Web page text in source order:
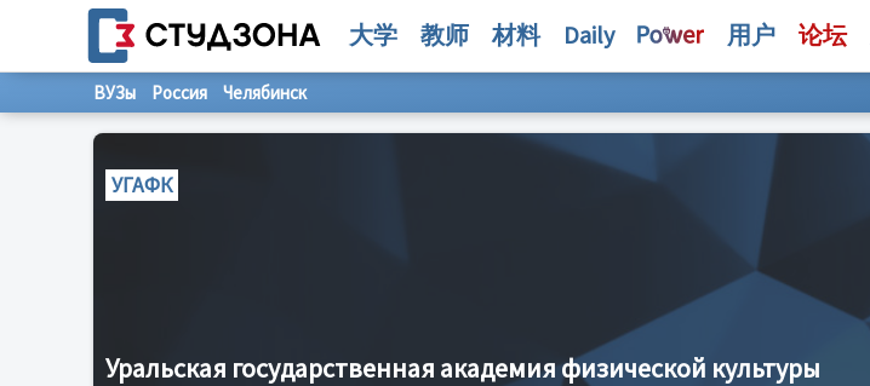
大学 教师 材料 Daily 用户 论坛
ВУЗы Россия Челябинск
УГАФК
Уральская государственная академия физической культуры